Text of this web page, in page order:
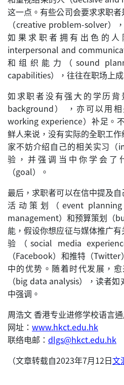
这一点。有些公司会要求求职
（creative problem-solver）
如果求职者拥有出色的人
interpersonal and
和组织能力（sound
capabilities），往往在职场上
如求职者没有强大的学历背
background） ，亦可以用
working experience）补足。
鲜人来说，没有实际的全职工
家不妨介绍自己的相关实习（
验，并强调当中你学会了
（goal）。
最后，求职者可以在信中提及
活动策划（event
management）和预算策划（
能，假设你想应征与媒体推广
验（social media
（Facebook）和推特（
中的优势。随着时代发展，
（big data analysis），读者
中强调。
周浩文 香港专业进修学校语言
网址： www.hkct.edu.hk
联络电邮： dlgs@hkct.edu.hk
（文章转载自2023年7月12日文